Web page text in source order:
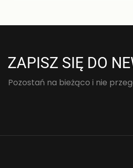
ZAPISZ SIĘ DO
Pozostań na bieżąco i nie